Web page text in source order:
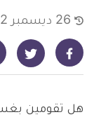
شارك على فيسبوك - ديلي ميديكال انفو شارك على تويتر - ديلي ميديكال انفو
هل تقومين